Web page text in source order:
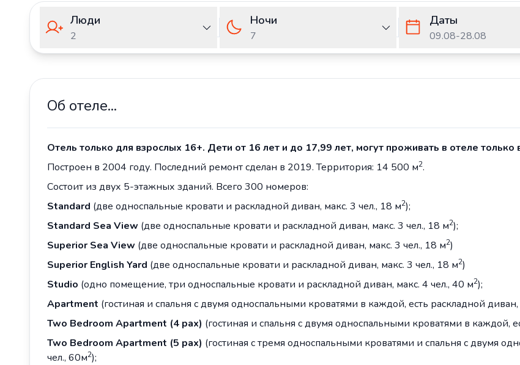
Люди
2
Ночи
7
Даты
09.08-28.08
Об отеле...
Отель только для взрослых 16+. Дети от 16 лет и до 17,99 лет, могут проживать в отеле
Построен в 2004 году. Последний ремонт сделан в 2019. Территория: 14 500 м2.
Состоит из двух 5-этажных зданий. Всего 300 номеров:
Standard (две односпальные кровати и раскладной диван, макс. 3 чел., 18 м2);
Standard Sea View (две односпальные кровати и раскладной диван, макс. 3 чел., 18 м2);
Superior Sea View (две односпальные кровати и раскладной диван, макс. 3 чел., 18 м2)
Superior English Yard (две односпальные кровати и раскладной диван, макс. 3 чел., 18 м2)
Studio (одно помещение, три односпальные кровати и раскладной диван, макс. 4 чел., 40 м2);
Apartment (гостиная и спальня c двумя односпальными кроватями в каждой, есть раскладной
Two Bedroom Apartment (4 pax) (гостиная и спальня c двумя односпальными кроватями в каждой,
Two Bedroom Apartment (5 pax) (гостиная с тремя односпальными кроватями и спальня с двумя
чел., 60м2);